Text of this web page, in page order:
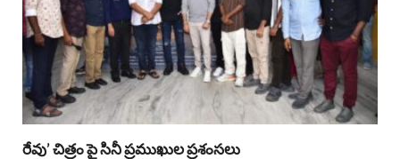
రేవు’ చిత్రం పై సినీ ప్రముఖుల ప్రశంసలు